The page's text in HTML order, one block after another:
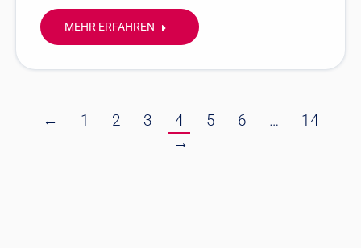
MEHR ERFAHREN
← 1 2 3 4 5 6 …
14
→